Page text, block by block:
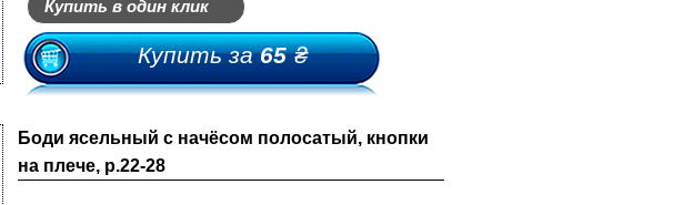
штаны
штаны Кроссовки-мыльницы
Шлепки-мыльницы
Купить за65₴
Купить в один клик
Боди ясельный с начёсом полосатый, кнопки
на плече, р.22-28